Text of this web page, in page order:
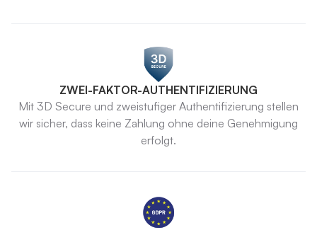
ZWEI-FAKTOR-AUTHENTIFIZIERUNG
Mit 3D Secure und zweistufiger Authentifizierung stellen
wir sicher, dass keine Zahlung ohne deine Genehmigung
erfolgt.